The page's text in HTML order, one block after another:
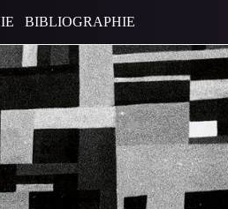
BIBLIOGRAPHIE